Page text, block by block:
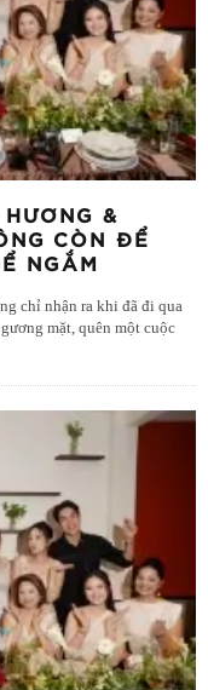
&
CÒN ĐỂ
NGẮM
chỉ nhận ra khi đã đi qua
mặt, quên một cuộc